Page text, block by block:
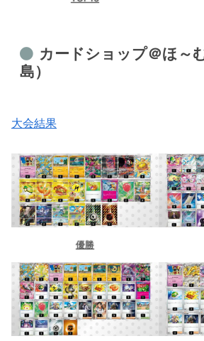
カードショップ＠ほ～
島）
大会結果
優勝